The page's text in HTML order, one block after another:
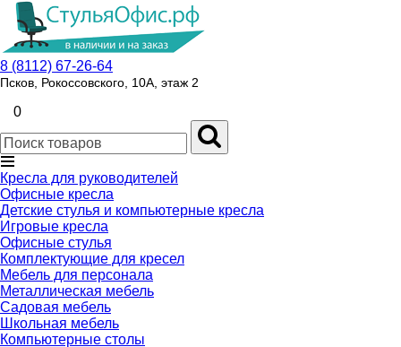
8 (8112) 67-26-64
Псков, Рокоссовского, 10А, этаж 2
0
Кресла для руководителей
Офисные кресла
Детские стулья и компьютерные кресла
Игровые кресла
Офисные стулья
Комплектующие для кресел
Мебель для персонала
Металлическая мебель
Садовая мебель
Школьная мебель
Компьютерные столы